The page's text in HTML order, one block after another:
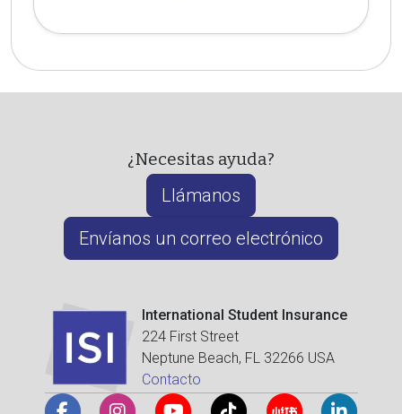
¿Necesitas ayuda?
Llámanos
Envíanos un correo electrónico
International Student Insurance
224 First Street
Neptune Beach, FL 32266 USA
Contacto